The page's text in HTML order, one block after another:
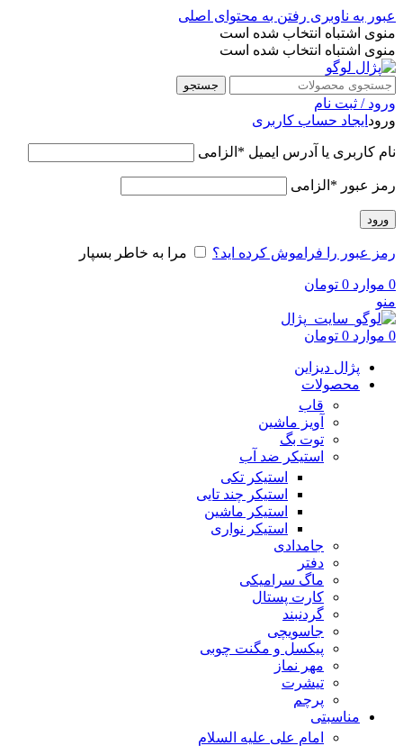
عبور به ناوبری رفتن به محتوای اصلی
منوی اشتباه انتخاب شده است
منوی اشتباه انتخاب شده است
جستجو
ورود / ثبت نام
ورود ایجاد حساب کاربری
نام کاربری یا آدرس ایمیل * الزامی
رمز عبور * الزامی
ورود
رمز عبور را فراموش کرده اید؟ مرا به خاطر بسپار
0 موارد 0 تومان
منو
0 موارد 0 تومان
پژال دیزاین
محصولات
قاب
آویز ماشین
توت بگ
استیکر ضد آب
استیکر تکی
استیکر چند تایی
استیکر ماشین
استیکر نواری
جامدادی
دفتر
ماگ سرامیکی
کارت پستال
گردنبند
جاسویچی
پیکسل و مگنت چوبی
مهر نماز
تیشرت
پرچم
مناسبتی
امام علی علیه السلام